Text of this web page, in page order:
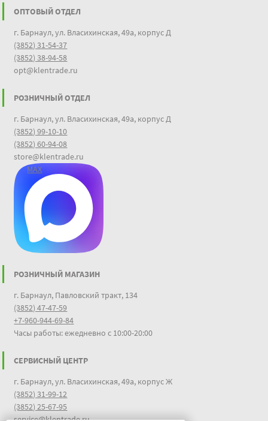
ОПТОВЫЙ ОТДЕЛ
г. Барнаул, ул. Власихинская, 49а, корпус Д
(3852) 31-54-37
(3852) 38-94-58
opt@klentrade.ru
РОЗНИЧНЫЙ ОТДЕЛ
г. Барнаул, ул. Власихинская, 49а, корпус Д
(3852) 99-10-10
(3852) 60-94-08
store@klentrade.ru
MAX
РОЗНИЧНЫЙ МАГАЗИН
г. Барнаул, Павловский тракт, 134
(3852) 47-47-59
+7-960-944-69-84
Часы работы: ежедневно с 10:00-20:00
СЕРВИСНЫЙ ЦЕНТР
г. Барнаул, ул. Власихинская, 49а, корпус Ж
(3852) 31-99-12
(3852) 25-67-95